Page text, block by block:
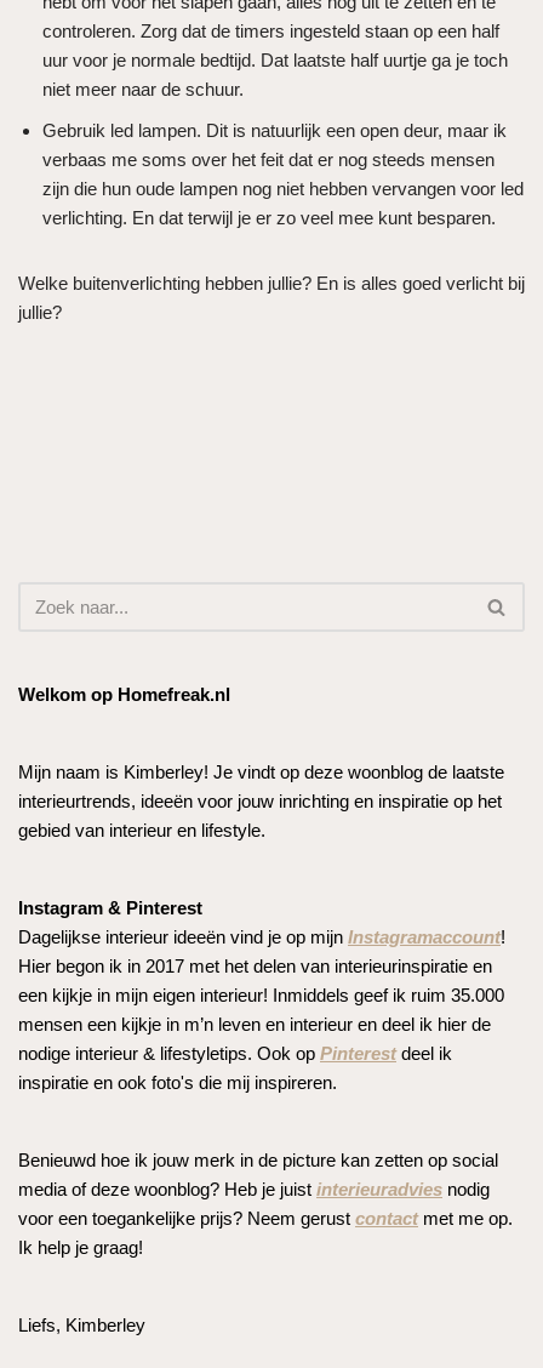
controleren. Zorg dat de timers ingesteld staan op een half
uur voor je normale bedtijd. Dat laatste half uurtje ga je toch
niet meer naar de schuur.
Gebruik led lampen. Dit is natuurlijk een open deur, maar ik
verbaas me soms over het feit dat er nog steeds mensen
zijn die hun oude lampen nog niet hebben vervangen voor led
verlichting. En dat terwijl je er zo veel mee kunt besparen.
Welke buitenverlichting hebben jullie? En is alles goed verlicht bij
jullie?
Welkom op Homefreak.nl
Mijn naam is Kimberley! Je vindt op deze woonblog de laatste
interieurtrends, ideeën voor jouw inrichting en inspiratie op het
gebied van interieur en lifestyle.
Instagram & Pinterest
Dagelijkse interieur ideeën vind je op mijn Instagramaccount!
Hier begon ik in 2017 met het delen van interieurinspiratie en
een kijkje in mijn eigen interieur! Inmiddels geef ik ruim 35.000
mensen een kijkje in m’n leven en interieur en deel ik hier de
nodige interieur & lifestyletips. Ook op Pinterestdeel ik
inspiratie en ook foto's die mij inspireren.
Benieuwd hoe ik jouw merk in de picture kan zetten op social
media of deze woonblog? Heb je juist interieuradvies nodig
voor een toegankelijke prijs? Neem gerust contactmet me op.
Ik help je graag!
Liefs, Kimberley